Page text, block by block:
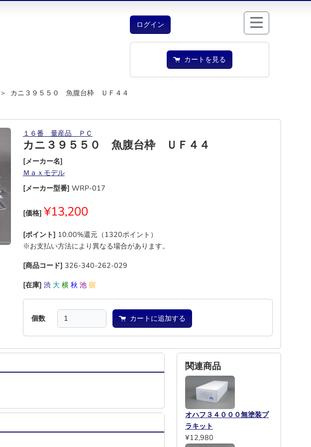
ログイン
カートを見る
＞ カニ３９５５０ 魚腹台枠 ＵＦ４４
１６番 量産品 ＰＣ
カニ３９５５０ 魚腹台枠 ＵＦ４４
[メーカー名]
Ｍａｘモデル
[メーカー型番] WRP-017
[価格] ¥13,200
[ポイント] 10.00%還元（1320ポイント）
※お支払い方法により異なる場合があります。
[商品コード] 326-340-262-029
[在庫] 渋 大 横 秋 池 宿
個数 カートに追加する
関連商品
オハフ３４０００無塗装プ
ラキット
¥12,980